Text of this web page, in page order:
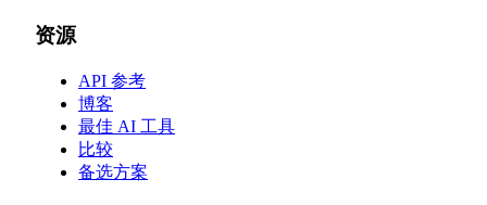
资源
API 参考
博客
最佳 AI 工具
比较
备选方案